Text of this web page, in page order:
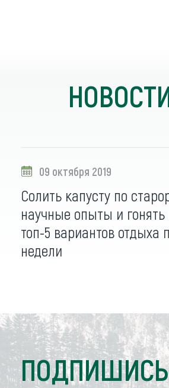
09 октября 2019
Солить капусту по
научные опыты и
топ-5 вариантов отдыха
недели